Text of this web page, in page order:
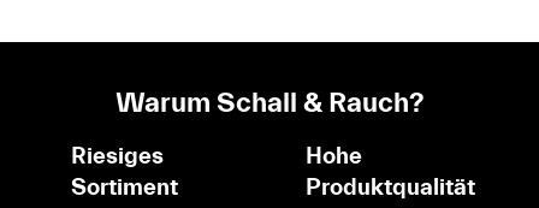
Warum Schall & Rauch?
Riesiges
Sortiment
Hohe
Produktqualität